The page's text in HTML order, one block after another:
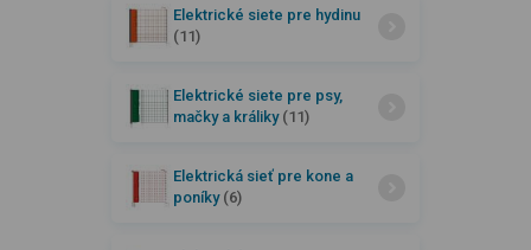
Elektrické siete pre hydinu
(11)
Elektrické siete pre psy,
mačky a králiky (11)
Elektrická sieť pre kone a
poníky (6)